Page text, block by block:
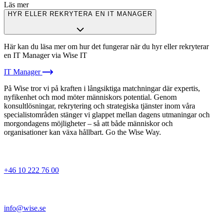
Läs mer
HYR ELLER REKRYTERA EN IT MANAGER
Här kan du läsa mer om hur det fungerar när du hyr eller rekryterar
en IT Manager via Wise IT
IT Manager
På Wise tror vi på kraften i långsiktiga matchningar där expertis,
nyfikenhet och mod möter människors potential. Genom
konsultlösningar, rekrytering och strategiska tjänster inom våra
specialistområden stänger vi glappet mellan dagens utmaningar och
morgondagens möjligheter – så att både människor och
organisationer kan växa hållbart. Go the Wise Way.
+46 10 222 76 00
info@wise.se